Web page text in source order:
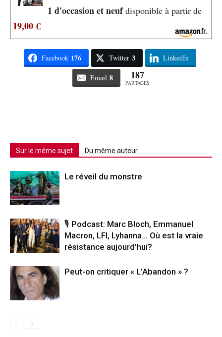
1 d'occasion et neufdisponible à partir de
19,00 €
Facebook 176 Twitter 3 LinkedIn
Email 8 187
PARTAGES
Sur le même sujet Du même auteur
Le réveil du monstre
🎙️ Podcast: Marc Bloch, Emmanuel
Macron, LFI, Lyhanna… Où est la vraie
résistance aujourd’hui?
Peut-on critiquer « L’Abandon » ?